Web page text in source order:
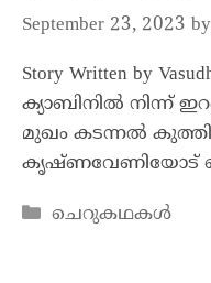
September 23, 2023 by
Story Written by
ക്യാബിനിൽ നിന്ന്
മുഖം കടന്നൽ
കൃഷ്ണവേണിയോട്
ചെറുകഥകൾ